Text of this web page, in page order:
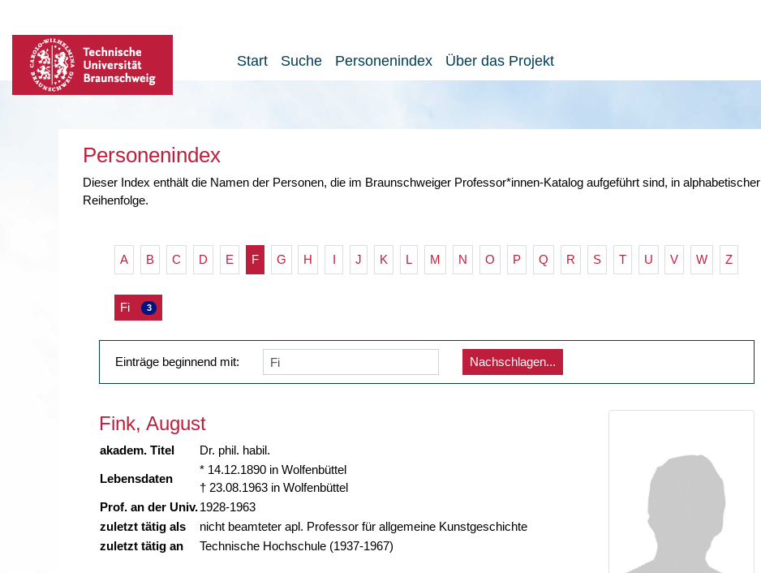
Start Suche Personenindex Über das Projekt
Personenindex
Dieser Index enthält die Namen der Personen, die im Braunschweiger Professor*innen-Katalog aufgeführt sind, in alphabetischer
Reihenfolge.
A B C D E F G H I J K L M N O P Q R S T U V W Z
Fi 3
Einträge beginnend mit: Nachschlagen...
Fink, August
akadem. Titel Dr. phil. habil.
Lebensdaten
* 14.12.1890 in Wolfenbüttel
† 23.08.1963 in Wolfenbüttel
Prof. an der Univ.1928-1963
zuletzt tätig als
nicht beamteter apl. Professor für allgemeine Kunstgeschichte
zuletzt tätig an
Technische Hochschule (1937-1967)